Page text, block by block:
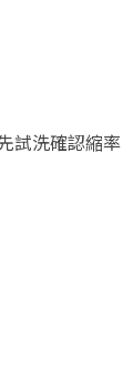
試洗確認縮率